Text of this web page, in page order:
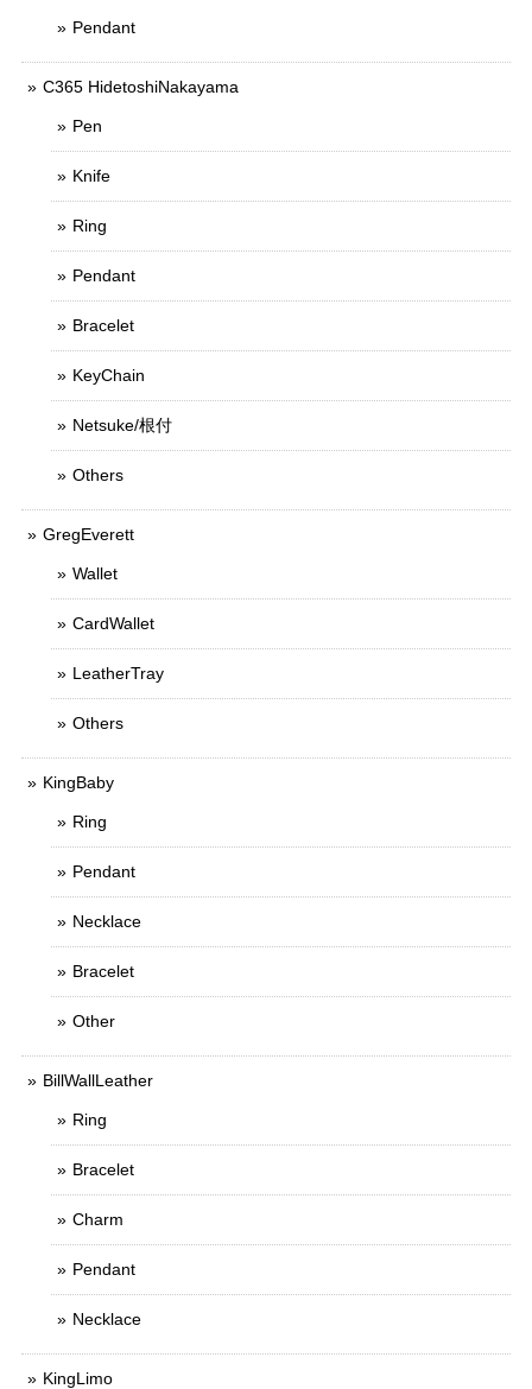
Pendant
C365 HidetoshiNakayama
Pen
Knife
Ring
Pendant
Bracelet
KeyChain
Netsuke/根付
Others
GregEverett
Wallet
CardWallet
LeatherTray
Others
KingBaby
Ring
Pendant
Necklace
Bracelet
Other
BillWallLeather
Ring
Bracelet
Charm
Pendant
Necklace
KingLimo